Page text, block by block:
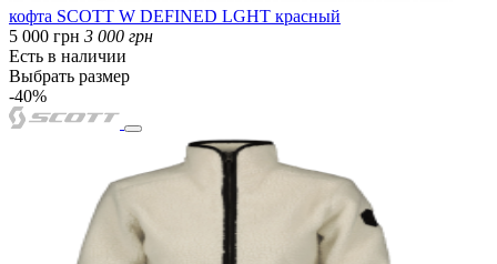
кофта SCOTT W DEFINED LGHT красный
5 000 грн 3 000 грн
Есть в наличии
Выбрать размер
-40%